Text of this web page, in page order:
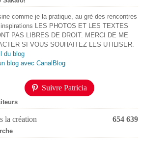
comme je la pratique, au gré des rencontres
LES PHOTOS ET LES TEXTES
PAS LIBRES DE DROIT. MERCI DE ME
SI VOUS SOUHAITEZ LES UTILISER.
du blog
blog avec CanalBlog
Suivre Patricia
la création 654 639